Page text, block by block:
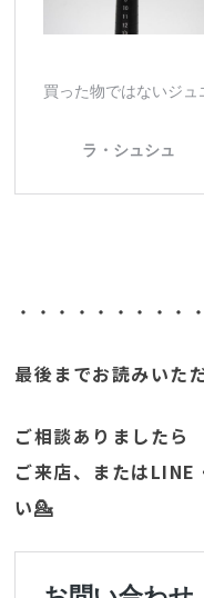
・・・・・・・・・
最後までお読みいた
ご相談ありましたら
ご来店、またはLINE
い💁